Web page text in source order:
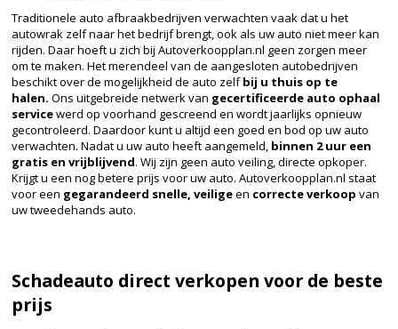
Traditionele auto afbraakbedrijven verwachten vaak dat u het
autowrak zelf naar het bedrijf brengt, ook als uw auto niet meer kan
rijden. Daar hoeft u zich bij Autoverkoopplan.nl geen zorgen meer
om te maken. Het merendeel van de aangesloten autobedrijven
beschikt over de mogelijkheid de auto zelfbij u thuis op te
halen. Ons uitgebreide netwerk van gecertificeerde auto ophaal
servicewerd op voorhand gescreend en wordt jaarlijks opnieuw
gecontroleerd. Daardoor kunt u altijd een goed en bod op uw auto
verwachten. Nadat u uw auto heeft aangemeld, binnen 2 uur een
gratis en vrijblijvend. Wij zijn geen auto veiling, directe opkoper.
Krijgt u een nog betere prijs voor uw auto. Autoverkoopplan.nl staat
voor een gegarandeerd snelle, veiligeen correcte verkoop van
uw tweedehands auto.
Schadeauto direct verkopen voor de beste
prijs